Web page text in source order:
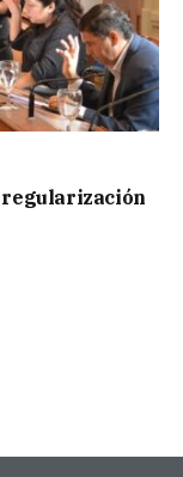
regularización